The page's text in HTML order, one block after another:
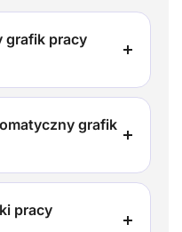
grafik pracy
grafik
pracy